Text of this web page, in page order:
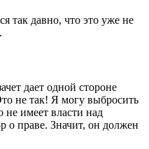
так давно, что это уже не
дает одной стороне
не так! Я могу выбросить
не имеет власти над
о праве. Значит, он должен